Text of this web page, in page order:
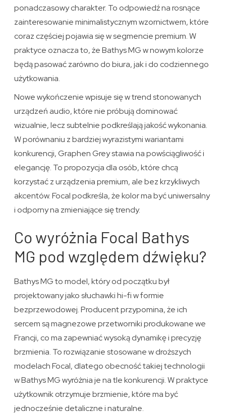
ponadczasowy charakter. To odpowiedź na rosnące
zainteresowanie minimalistycznym wzornictwem, które
coraz częściej pojawia się w segmencie premium. W
praktyce oznacza to, że Bathys MG w nowym kolorze
będą pasować zarówno do biura, jak i do codziennego
użytkowania.
Nowe wykończenie wpisuje się w trend stonowanych
urządzeń audio, które nie próbują dominować
wizualnie, lecz subtelnie podkreślają jakość wykonania.
W porównaniu z bardziej wyrazistymi wariantami
konkurencji, Graphen Grey stawia na powściągliwość i
elegancję. To propozycja dla osób, które chcą
korzystać z urządzenia premium, ale bez krzykliwych
akcentów. Focal podkreśla, że kolor ma być uniwersalny
i odporny na zmieniające się trendy.
Co wyróżnia Focal Bathys
MG pod względem dźwięku?
Bathys MG to model, który od początku był
projektowany jako słuchawki hi-fi w formie
bezprzewodowej. Producent przypomina, że ich
sercem są magnezowe przetworniki produkowane we
Francji, co ma zapewniać wysoką dynamikę i precyzję
brzmienia. To rozwiązanie stosowane w droższych
modelach Focal, dlatego obecność takiej technologii
w Bathys MG wyróżnia je na tle konkurencji. W praktyce
użytkownik otrzymuje brzmienie, które ma być
jednocześnie detaliczne i naturalne.